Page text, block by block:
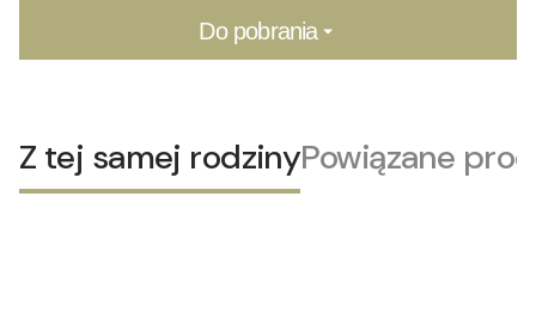
Do pobrania
Z tej samej rodzinyPowiązane